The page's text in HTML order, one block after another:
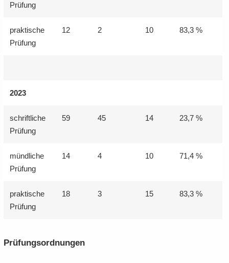
Prü­fung
prak­ti­sche
Prü­fung
12 2 10 83,3 %
2023
schrift­li­che
Prü­fung
59 45 14 23,7 %
münd­li­che
Prü­fung
14 4 10 71,4 %
prak­ti­sche
Prü­fung
18 3 15 83,3 %
Prü­fungs­ord­nun­gen